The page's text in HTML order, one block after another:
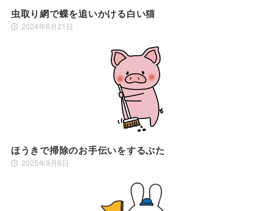
虫取り網で蝶を追いかける白い猫
2024年6月21日
ほうきで掃除のお手伝いをするぶた
2025年9月6日